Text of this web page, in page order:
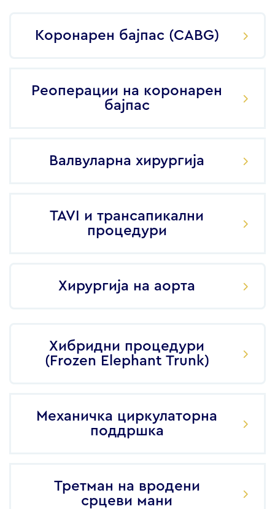
Коронарен бајпас (CABG)
Реоперации на коронарен
бајпас
Валвуларна хирургија
TAVI и трансапикални
процедури
Хирургија на аорта
Хибридни процедури
(Frozen Elephant Trunk)
Механичка циркулаторна
поддршка
Третман на вродени
срцеви мани